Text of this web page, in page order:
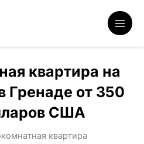
квартира на
Гренаде от 350
США
квартира